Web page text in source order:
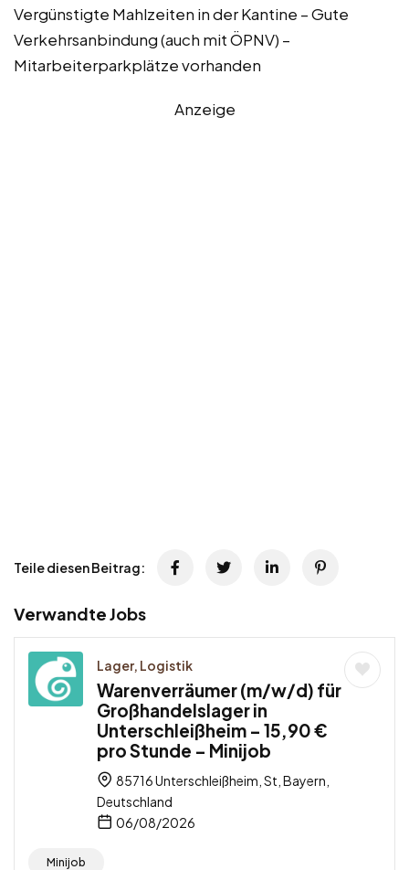
Vergünstigte Mahlzeiten in der Kantine – Gute
Verkehrsanbindung (auch mit ÖPNV) –
Mitarbeiterparkplätze vorhanden
Anzeige
Teile diesen Beitrag:
Verwandte Jobs
Lager, Logistik
Warenverräumer (m/w/d) für
Großhandelslager in
Unterschleißheim – 15,90 €
pro Stunde – Minijob
85716 Unterschleißheim, St, Bayern,
Deutschland
06/08/2026
Minijob